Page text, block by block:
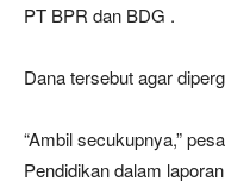
PT BPR dan BDG .
Dana tersebut agar
“Ambil secukupnya,”
Pendidikan dalam